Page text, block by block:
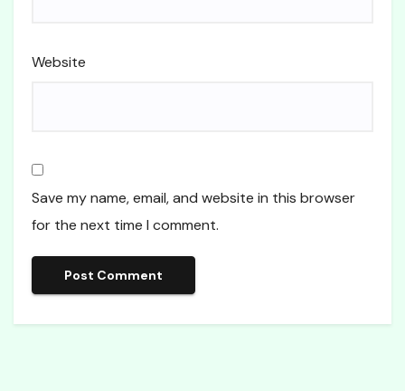
Website
Save my name, email, and website in this browser
for the next time I comment.